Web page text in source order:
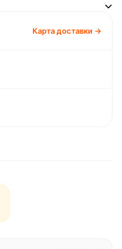
Карта доставки →